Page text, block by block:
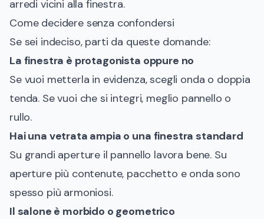
arredi vicini alla finestra.
Come decidere senza confondersi
Se sei indeciso, parti da queste domande:
La finestra è protagonista oppure no
Se vuoi metterla in evidenza, scegli onda o doppia
tenda. Se vuoi che si integri, meglio pannello o
rullo.
Hai una vetrata ampia o una finestra standard
Su grandi aperture il pannello lavora bene. Su
aperture più contenute, pacchetto e onda sono
spesso più armoniosi.
Il salone è morbido o geometrico